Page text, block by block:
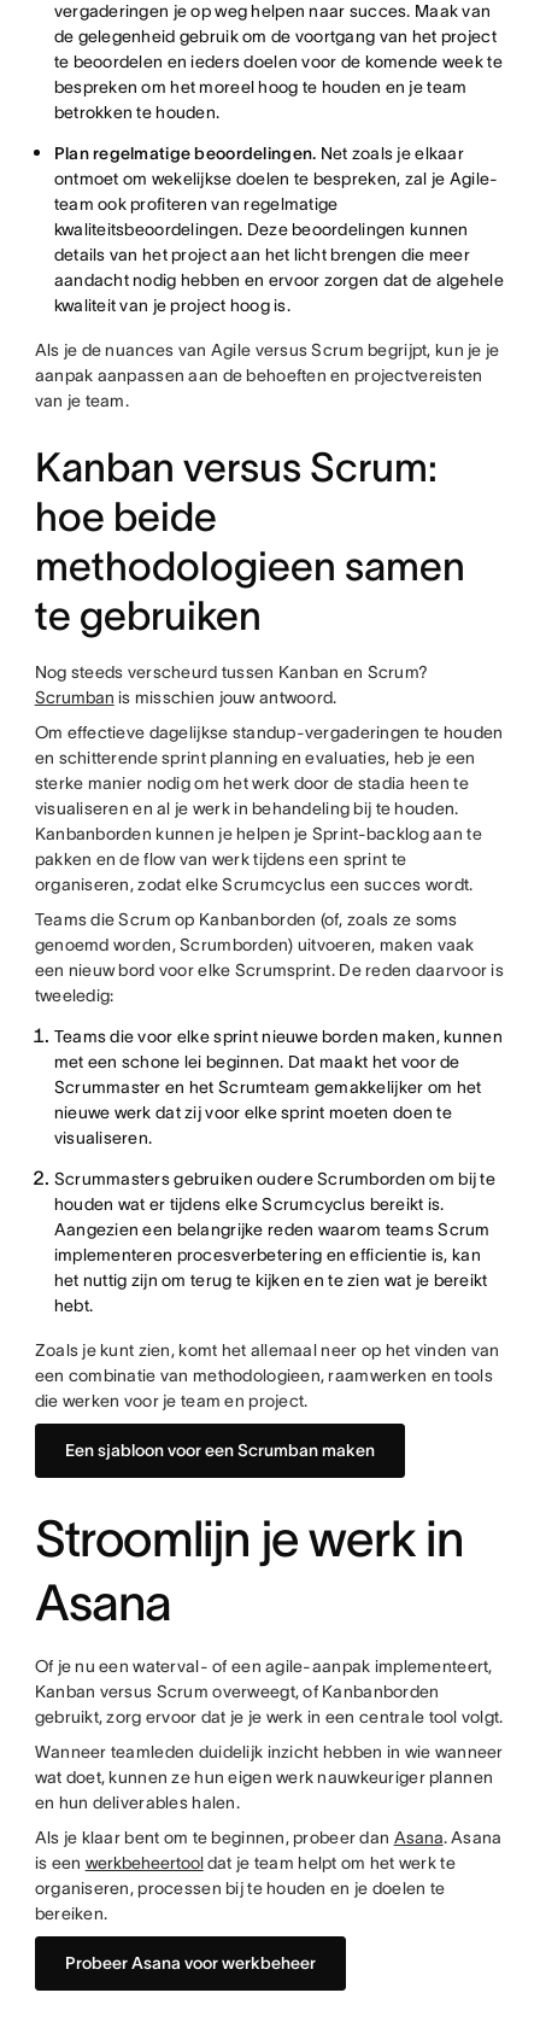
vergaderingen je op weg helpen naar succes. Maak van
de gelegenheid gebruik om de voortgang van het project
te beoordelen en ieders doelen voor de komende week te
bespreken om het moreel hoog te houden en je team
betrokken te houden.
Plan regelmatige beoordelingen. Net zoals je elkaar
ontmoet om wekelijkse doelen te bespreken, zal je Agile-
team ook profiteren van regelmatige
kwaliteitsbeoordelingen. Deze beoordelingen kunnen
details van het project aan het licht brengen die meer
aandacht nodig hebben en ervoor zorgen dat de algehele
kwaliteit van je project hoog is.
Als je de nuances van Agile versus Scrum begrijpt, kun je je
aanpak aanpassen aan de behoeften en projectvereisten
van je team.
Kanban versus Scrum:
hoe beide
methodologieen samen
te gebruiken
Nog steeds verscheurd tussen Kanban en Scrum?
Scrumban is misschien jouw antwoord.
Om effectieve dagelijkse standup-vergaderingen te houden
en schitterende sprint planning en evaluaties, heb je een
sterke manier nodig om het werk door de stadia heen te
visualiseren en al je werk in behandeling bij te houden.
Kanbanborden kunnen je helpen je Sprint-backlog aan te
pakken en de flow van werk tijdens een sprint te
organiseren, zodat elke Scrumcyclus een succes wordt.
Teams die Scrum op Kanbanborden (of, zoals ze soms
genoemd worden, Scrumborden) uitvoeren, maken vaak
een nieuw bord voor elke Scrumsprint. De reden daarvoor is
tweeledig:
Teams die voor elke sprint nieuwe borden maken, kunnen
met een schone lei beginnen. Dat maakt het voor de
Scrummaster en het Scrumteam gemakkelijker om het
nieuwe werk dat zij voor elke sprint moeten doen te
visualiseren.
Scrummasters gebruiken oudere Scrumborden om bij te
houden wat er tijdens elke Scrumcyclus bereikt is.
Aangezien een belangrijke reden waarom teams Scrum
implementeren procesverbetering en efficientie is, kan
het nuttig zijn om terug te kijken en te zien wat je bereikt
hebt.
Zoals je kunt zien, komt het allemaal neer op het vinden van
een combinatie van methodologieen, raamwerken en tools
die werken voor je team en project.
Een sjabloon voor een Scrumban maken
Stroomlijn je werk in
Asana
Of je nu een waterval- of een agile-aanpak implementeert,
Kanban versus Scrum overweegt, of Kanbanborden
gebruikt, zorg ervoor dat je je werk in een centrale tool volgt.
Wanneer teamleden duidelijk inzicht hebben in wie wanneer
wat doet, kunnen ze hun eigen werk nauwkeuriger plannen
en hun deliverables halen.
Als je klaar bent om te beginnen, probeer dan Asana. Asana
is een werkbeheertooldat je team helpt om het werk te
organiseren, processen bij te houden en je doelen te
bereiken.
Probeer Asana voor werkbeheer